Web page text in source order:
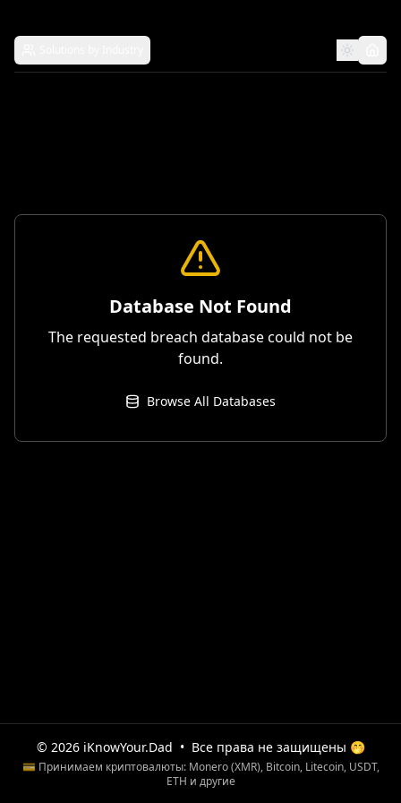
Database Not Found
The requested breach database could not be
found.
Browse All Databases
© 2026 iKnowYour.Dad • Все права не защищены 🤭
💳 Принимаем криптовалюты: Monero (XMR), Bitcoin, Litecoin, USDT,
ETH и другие